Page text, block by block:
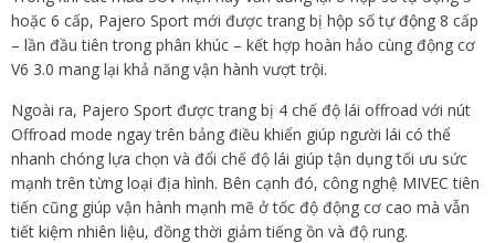
hoặc 6 cấp, Pajero Sport mới được trang bị hộp số tự động 8 cấp
– lần đầu tiên trong phân khúc – kết hợp hoàn hảo cùng động cơ
V6 3.0 mang lại khả năng vận hành vượt trội.
Ngoài ra, Pajero Sport được trang bị 4 chế độ lái offroad với nút
Offroad mode ngay trên bảng điều khiển giúp người lái có thể
nhanh chóng lựa chọn và đổi chế độ lái giúp tận dụng tối ưu sức
mạnh trên từng loại địa hình. Bên cạnh đó, công nghệ MIVEC tiên
tiến cũng giúp vận hành mạnh mẽ ở tốc độ động cơ cao mà vẫn
tiết kiệm nhiên liệu, đồng thời giảm tiếng ồn và độ rung.